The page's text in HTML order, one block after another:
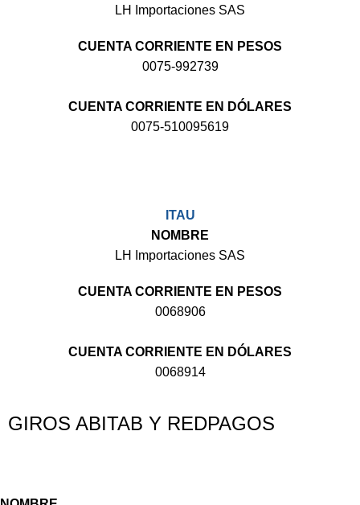
LH Importaciones SAS
CUENTA CORRIENTE EN PESOS
0075-992739
CUENTA CORRIENTE EN DÓLARES
0075-510095619
ITAU
NOMBRE
LH Importaciones SAS
CUENTA CORRIENTE EN PESOS
0068906
CUENTA CORRIENTE EN DÓLARES
0068914
GIROS ABITAB Y REDPAGOS